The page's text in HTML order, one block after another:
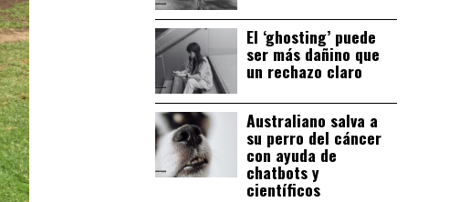
El ‘ghosting’ puede
ser más dañino que
un rechazo claro
Australiano salva a
su perro del cáncer
con ayuda de
chatbots y
científicos